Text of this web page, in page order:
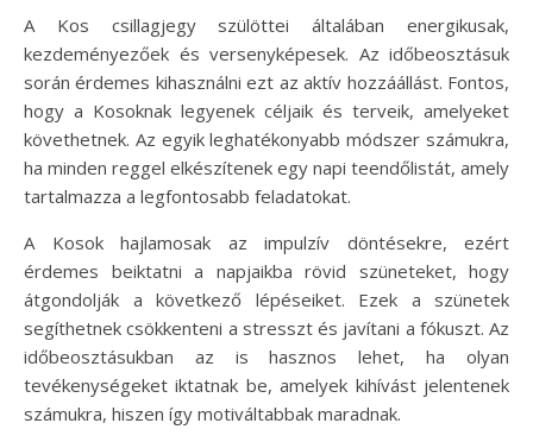
A Kos csillagjegy szülöttei általában energikusak,
kezdeményezőek és versenyképesek. Az időbeosztásuk
során érdemes kihasználni ezt az aktív hozzáállást. Fontos,
hogy a Kosoknak legyenek céljaik és terveik, amelyeket
követhetnek. Az egyik leghatékonyabb módszer számukra,
ha minden reggel elkészítenek egy napi teendőlistát, amely
tartalmazza a legfontosabb feladatokat.
A Kosok hajlamosak az impulzív döntésekre, ezért
érdemes beiktatni a napjaikba rövid szüneteket, hogy
átgondolják a következő lépéseiket. Ezek a szünetek
segíthetnek csökkenteni a stresszt és javítani a fókuszt. Az
időbeosztásukban az is hasznos lehet, ha olyan
tevékenységeket iktatnak be, amelyek kihívást jelentenek
számukra, hiszen így motiváltabbak maradnak.